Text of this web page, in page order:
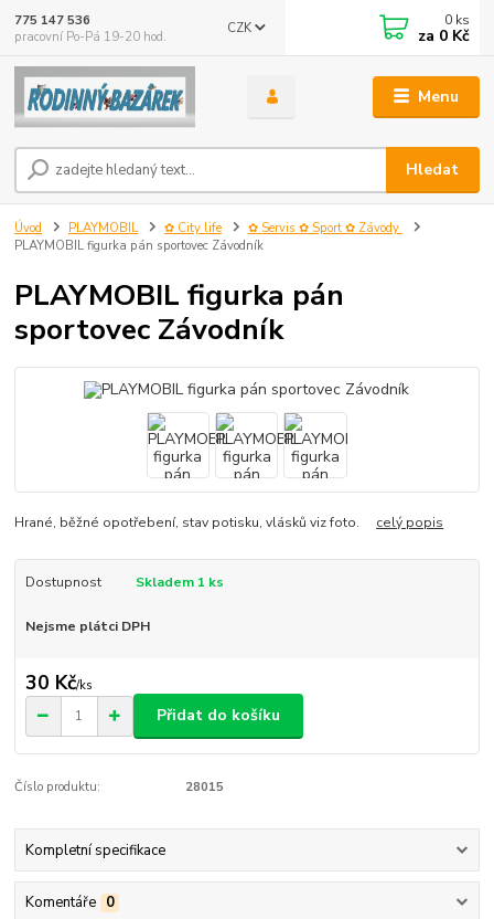
Menu
CZK
Hledat
775 147 536
pracovní Po-Pá 19-20 hod.
0 ks
za 0 Kč
Úvod PLAYMOBIL ✿ City life
✿ Servis ✿ Sport ✿ Závody
PLAYMOBIL figurka pán sportovec Závodník
PLAYMOBIL figurka pán
sportovec Závodník
Hrané, běžné opotřebení, stav potisku, vlásků viz foto. celý popis
Dostupnost Skladem 1 ks
Nejsme plátci DPH
30 Kč/ks
Přidat do košíku
Číslo produktu: 28015
Kompletní specifikace
Komentáře 0